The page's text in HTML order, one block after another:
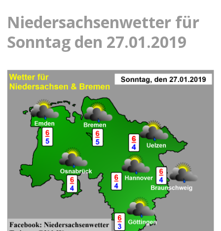
Niedersachsenwetter für
Sonntag den 27.01.2019